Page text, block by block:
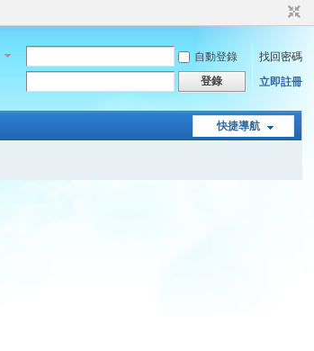
自動登錄
找回密碼
登錄 立即註冊
快捷導航